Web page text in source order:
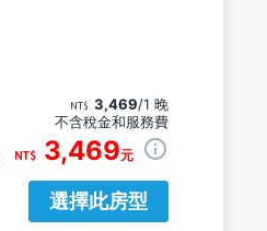
3,469/1 晚
不含稅金和服務費
3,469元
選擇此房型